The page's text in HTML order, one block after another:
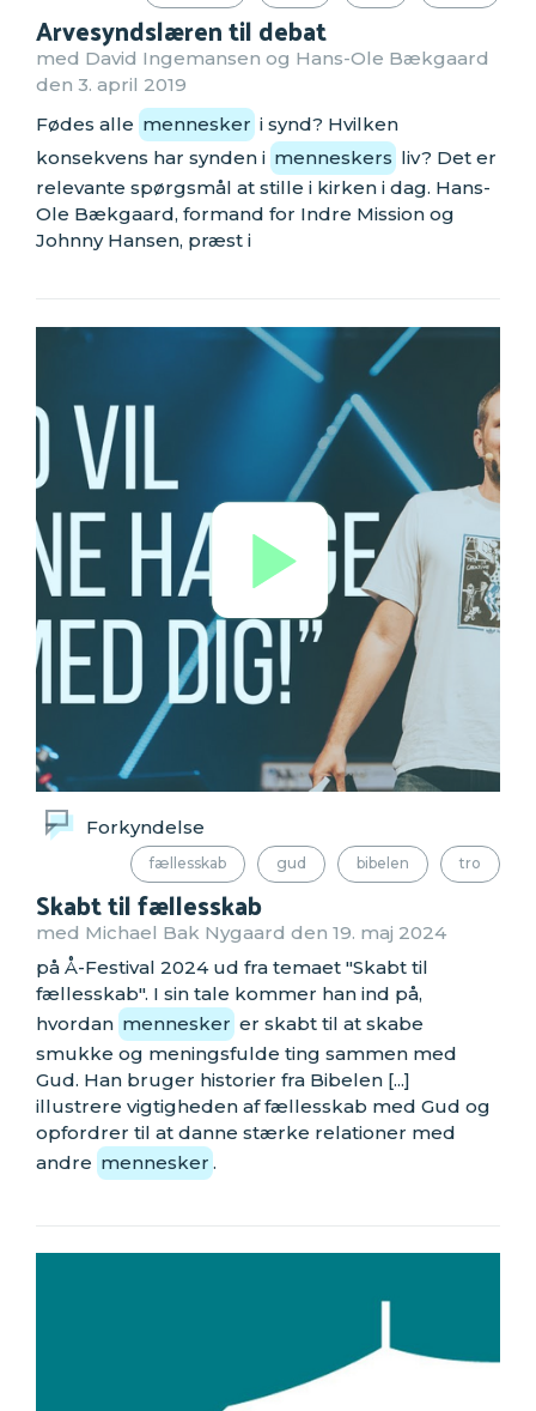
Arvesyndslæren til debat
med David Ingemansen og Hans-Ole Bækgaard
den 3. april 2019
Fødes alle mennesker i synd? Hvilken
konsekvens har synden i menneskers liv? Det er
relevante spørgsmål at stille i kirken i dag. Hans-
Ole Bækgaard, formand for Indre Mission og
Johnny Hansen, præst i
Forkyndelse
fællesskab gud bibelen tro
Skabt til fællesskab
med Michael Bak Nygaard den 19. maj 2024
på Å-Festival 2024 ud fra temaet "Skabt til
fællesskab". I sin tale kommer han ind på,
hvordan mennesker er skabt til at skabe
smukke og meningsfulde ting sammen med
Gud. Han bruger historier fra Bibelen [...]
illustrere vigtigheden af fællesskab med Gud og
opfordrer til at danne stærke relationer med
andre mennesker .